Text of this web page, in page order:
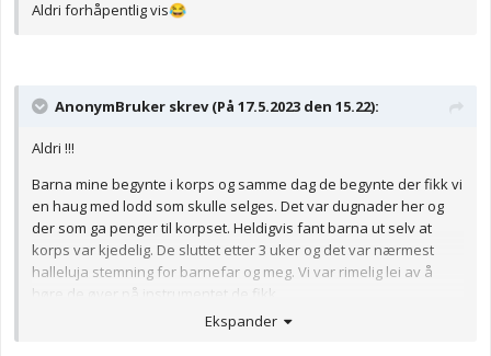
Aldri forhåpentlig vis😂
AnonymBruker skrev (På 17.5.2023 den 15.22):
Aldri !!!
Barna mine begynte i korps og samme dag de begynte der fikk vi
en haug med lodd som skulle selges. Det var dugnader her og
der som ga penger til korpset. Heldigvis fant barna ut selv at
korps var kjedelig. De sluttet etter 3 uker og det var nærmest
halleluja stemning for barnefar og meg. Vi var rimelig lei av å
høre de øver på instrumentet de fikk.
Ekspander